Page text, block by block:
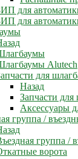
для
для
Alutech
для
Назад
Запчасти для
Аксессуары
группа /
группа /
ворота